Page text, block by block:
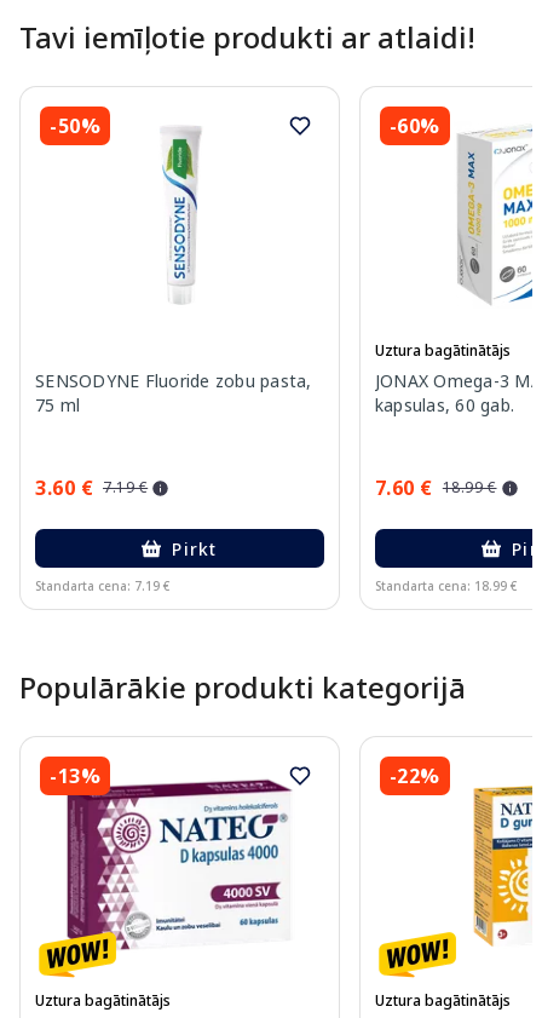
Tavi iemīļotie produkti ar atlaidi!
-50%
SENSODYNE Fluoride zobu pasta,
75 ml
3.60 € 7.19 €
Pirkt
Standarta cena: 7.19 €
-60%
Uztura bagātinātājs
JONAX Omega-3
kapsulas, 60 gab.
7.60 € 18.99 €
Standarta cena: 18.99 €
Populārākie produkti kategorijā
-13%
Uztura bagātinātājs
-22%
Uztura bagātinātājs